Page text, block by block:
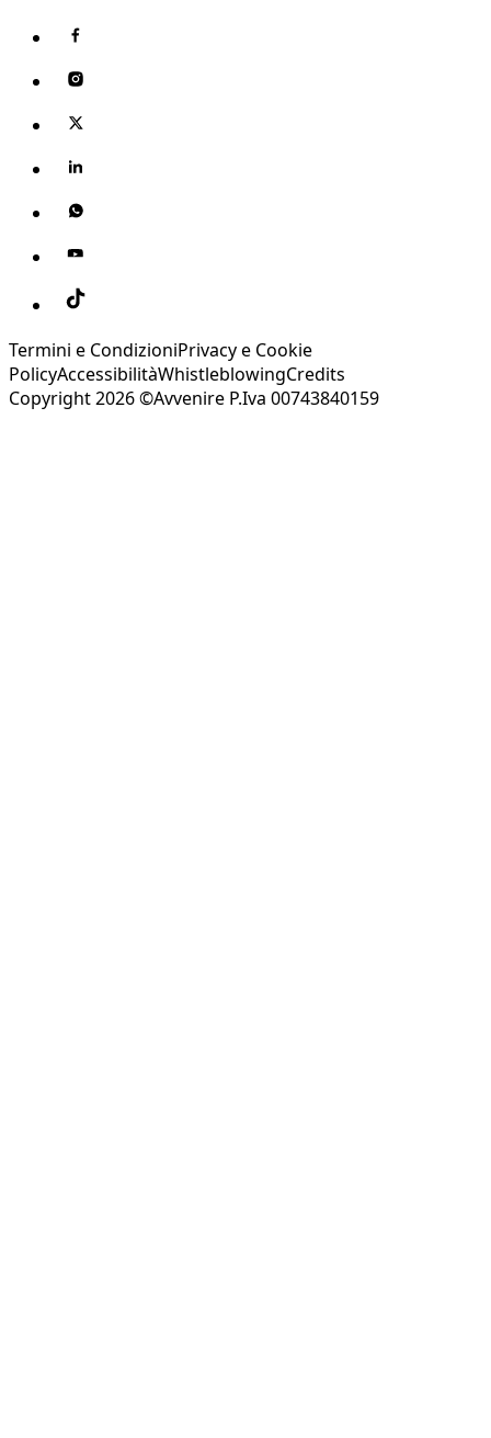
Termini e CondizioniPrivacy e Cookie
PolicyAccessibilitàWhistleblowingCredits
Copyright 2026 ©Avvenire P.Iva 00743840159